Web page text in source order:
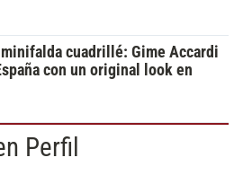
cuadrillé: Gime Accardi
con un original look en
Perfil